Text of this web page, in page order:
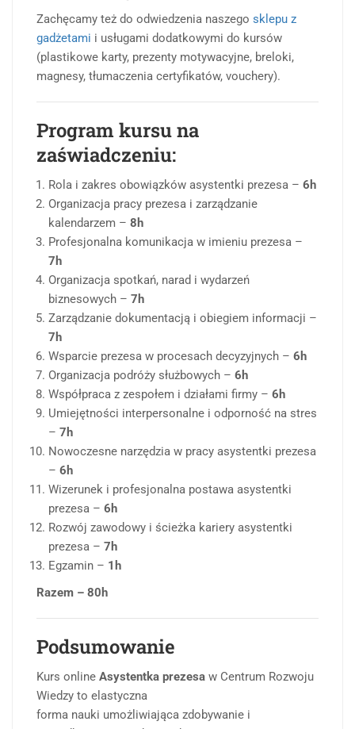
Zachęcamy też do odwiedzenia naszego sklepu z
gadżetami i usługami dodatkowymi do kursów
(plastikowe karty, prezenty motywacyjne, breloki,
magnesy, tłumaczenia certyfikatów, vouchery).
Program kursu na
zaświadczeniu:
Rola i zakres obowiązków asystentki prezesa – 6h
Organizacja pracy prezesa i zarządzanie
kalendarzem – 8h
Profesjonalna komunikacja w imieniu prezesa –
7h
Organizacja spotkań, narad i wydarzeń
biznesowych – 7h
Zarządzanie dokumentacją i obiegiem informacji –
7h
Wsparcie prezesa w procesach decyzyjnych – 6h
Organizacja podróży służbowych – 6h
Współpraca z zespołem i działami firmy – 6h
Umiejętności interpersonalne i odporność na stres
– 7h
Nowoczesne narzędzia w pracy asystentki prezesa
– 6h
Wizerunek i profesjonalna postawa asystentki
prezesa – 6h
Rozwój zawodowy i ścieżka kariery asystentki
prezesa – 7h
Egzamin – 1h
Razem – 80h
Podsumowanie
Kurs online Asystentka prezesa w Centrum Rozwoju
Wiedzy to elastyczna
forma nauki umożliwiająca zdobywanie i